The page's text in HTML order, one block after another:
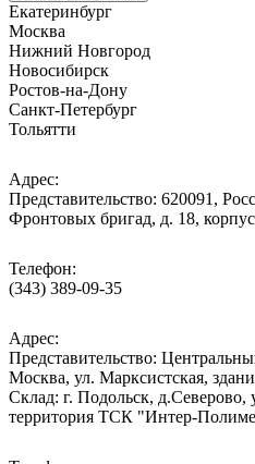
Екатеринбург
Москва
Нижний Новгород
Новосибирск
Ростов-на-Дону
Санкт-Петербург
Тольятти
Адрес:
Представительство: 620091,
Фронтовых бригад, д. 18,
Телефон:
(343) 389-09-35
Адрес:
Представительство:
Москва, ул. Марксистская,
Cклад: г. Подольск,
территория ТСК "Интер-